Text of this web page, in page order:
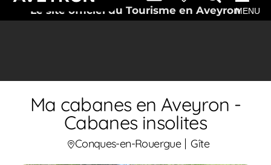
Le site officiel du Tourisme en AveyronMENU
Ma cabanes en Aveyron -
Cabanes insolites
Conques-en-Rouergue Gîte